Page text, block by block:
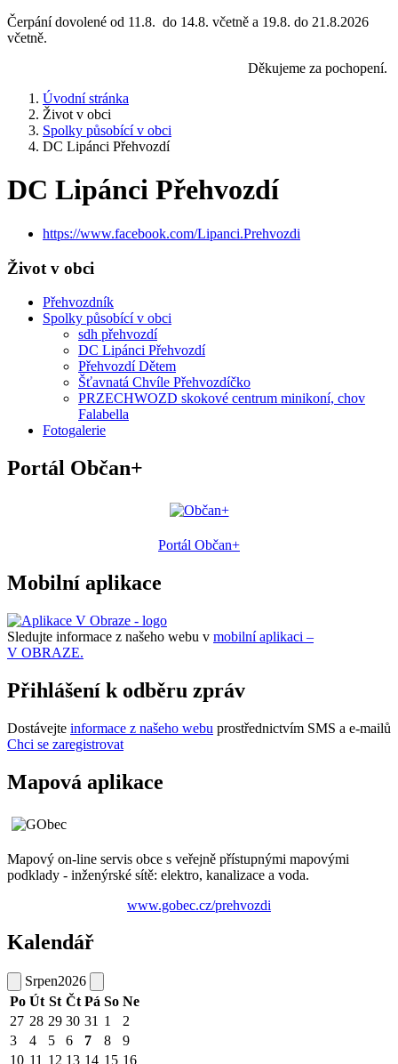
Čerpání dovolené od 11.8. do 14.8. včetně a 19.8. do 21.8.2026
včetně.
Děkujeme za pochopení.
Úvodní stránka
Život v obci
Spolky působící v obci
DC Lipánci Přehvozdí
DC Lipánci Přehvozdí
https://www.facebook.com/Lipanci.Prehvozdi
Život v obci
Přehvozdník
Spolky působící v obci
sdh přehvozdí
DC Lipánci Přehvozdí
Přehvozdí Dětem
Šťavnatá Chvíle Přehvozdíčko
PRZECHWOZD skokové centrum minikoní, chov
Falabella
Fotogalerie
Portál Občan+
Portál Občan+
Mobilní aplikace
Sledujte informace z našeho webu v mobilní aplikaci –
V OBRAZE.
Přihlášení k odběru zpráv
Dostávejte informace z našeho webu prostřednictvím SMS a e-mailů
Chci se zaregistrovat
Mapová aplikace
Mapový on-line servis obce s veřejně přístupnými mapovými
podklady - inženýrské sítě: elektro, kanalizace a voda.
www.gobec.cz/prehvozdi
Kalendář
Srpen2026
Po Út St Čt Pá So Ne
27 28 29 30 31 1
2
3
4 5 6 7 8
9
10 11 12 13 14 15 16